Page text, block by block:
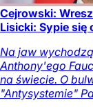
Cejrowski:
Lisicki: Sypie się
Na jaw
Anthony'ego
na świecie. O
"Antysystemie"